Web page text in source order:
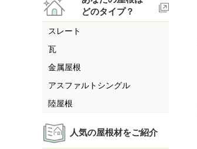
どのタイプ？
スレート
瓦
金属屋根
アスファルトシングル
陸屋根
人気の屋根材をご紹介